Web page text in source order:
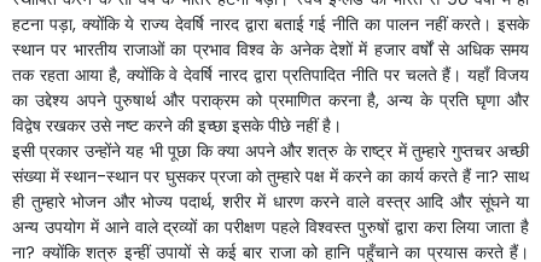
हटना पड़ा, क्योंकि ये राज्य देवर्षि नारद द्वारा बताई गई नीति का पालन नहीं करते। इसके
स्थान पर भारतीय राजाओं का प्रभाव विश्व के अनेक देशों में हजार वर्षों से अधिक समय
तक रहता आया है, क्योंकि वे देवर्षि नारद द्वारा प्रतिपादित नीति पर चलते हैं। यहाँ विजय
का उद्देश्य अपने पुरुषार्थ और पराक्रम को प्रमाणित करना है,अन्य के प्रति घृणा और
विद्वेष रखकर उसे नष्ट करने की इच्छा इसके पीछे नहीं है।
इसी प्रकार उन्होंने यह भी पूछा कि क्या अपने और शत्रु के राष्ट्र में तुम्हारे गुप्तचर अच्छी
संख्या में स्थान-स्थान पर घुसकर प्रजा को तुम्हारे पक्ष में करने का कार्य करते हैं ना? साथ
ही तुम्हारे भोजन और भोज्य पदार्थ, शरीर में धारण करने वाले वस्त्र आदि और सूंघने या
अन्य उपयोग में आने वाले द्रव्यों का परीक्षण पहले विश्वस्त पुरुषों द्वारा करा लिया जाता है
ना? क्योंकि शत्रु इन्हीं उपायों से कई बार राजा को हानि पहुँचाने का प्रयास करते हैं।